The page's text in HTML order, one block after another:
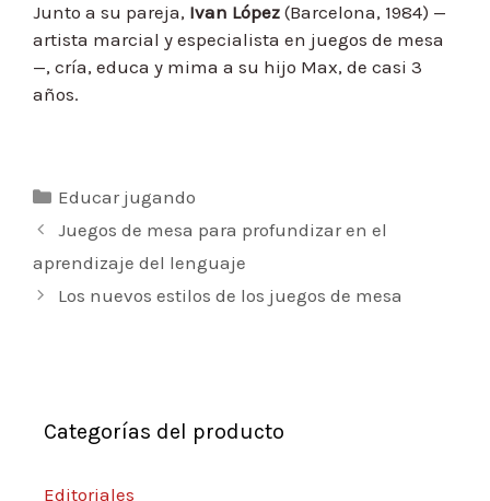
Junto a su pareja, Ivan López (Barcelona, 1984) —
artista marcial y especialista en juegos de mesa
—, cría, educa y mima a su hijo Max, de casi 3
años.
Categorías
Educar jugando
Navegación
entradas
Juegos de mesa para profundizar en el
aprendizaje del lenguaje
Los nuevos estilos de los juegos de mesa
Categorías del producto
Editoriales